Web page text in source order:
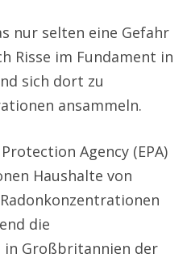
nur selten eine Gefahr
Risse im Fundament in
sich dort zu
ansammeln.
Agency (EPA)
Haushalte von
die
in Großbritannien der